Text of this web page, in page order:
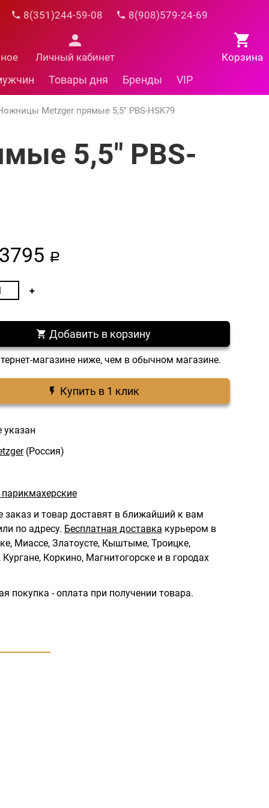
8(351)244-59-08 8(908)579-24-69
Корзина
Личный кабинет
Товары дня Бренды VIP
Metzger прямые 5,5" PBS-HSK79
5,5" PBS-
a
Добавить в корзину
магазине ниже, чем в обычном магазине.
Купить в 1 клик
указан
(Россия)
заказ и товар доставят в ближайший к вам
по адресу. Бесплатная доставка курьером в
Миассе, Златоусте, Кыштыме, Троицке,
Кургане, Коркино, Магнитогорске и в городах
покупка - оплата при получении товара.